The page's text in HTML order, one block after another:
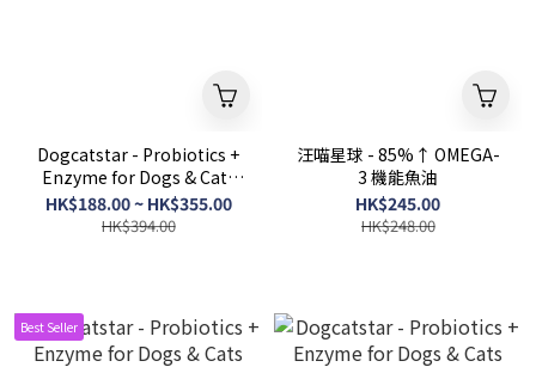
Dogcatstar - Probiotics +
Enzyme for Dogs & Cats
(Plain Flavor)
HK$188.00 ~ HK$355.00
HK$394.00
汪喵星球 - 85%↑ OMEGA-
3 機能魚油
HK$245.00
HK$248.00
Best Seller